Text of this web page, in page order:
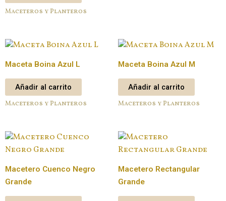
Maceteros y Planteros
Maceta Boina Azul L
Añadir al carrito
Maceteros y Planteros
Maceta Boina Azul M
Añadir al carrito
Maceteros y Planteros
Macetero Cuenco Negro
Grande
Macetero Rectangular
Grande